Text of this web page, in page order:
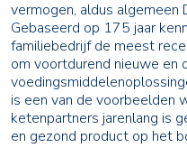
vermogen, aldus algemeen
Gebaseerd op 175 jaar
familiebedrijf de meest
om voortdurend nieuwe en
is een van de voorbeelden
ketenpartners jarenlang is
en gezond product op het